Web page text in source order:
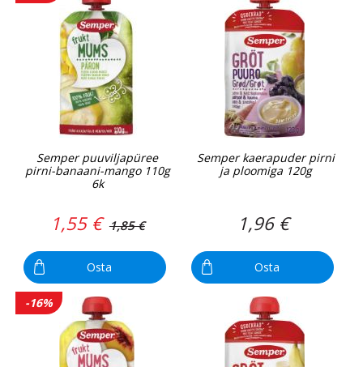
Semper puuviljapüree
pirni-banaani-mango 110g
6k
1,55 € 1,85 €
Osta
Semper kaerapuder pirni
ja ploomiga 120g
1,96 €
Osta
-16%